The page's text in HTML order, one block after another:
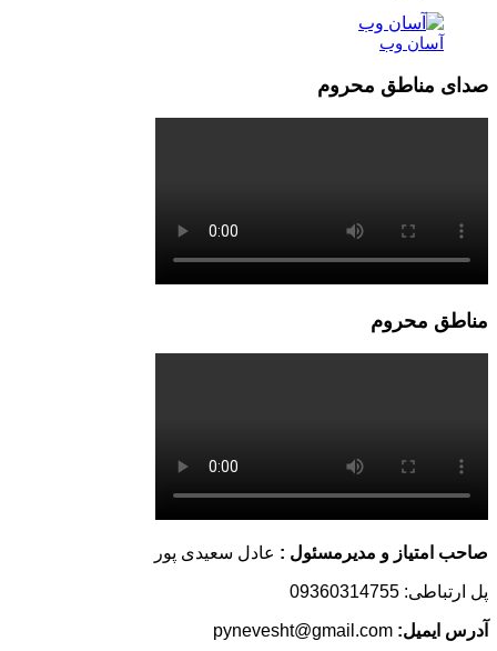
آسان وب
صدای مناطق محروم
مناطق محروم
صاحب امتیاز و مدیرمسئول : عادل سعیدی پور
پل ارتباطی: 09360314755
آدرس ایمیل: